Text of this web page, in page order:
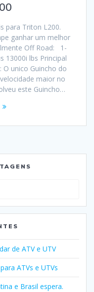
para Triton L200.
ganhar um melhor
Off Road: 1-
13000i lbs Principal
O unico Guincho do
maior no
este Guincho…
de ATV e UTV
ATVs e UTVs
e Brasil espera.